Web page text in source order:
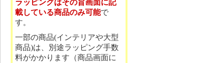
ラッピングはその旨画面に記
載している商品のみ可能で
す。
一部の商品(インテリアや大型
商品)は、別途ラッピング手数
料がかかります（商品画面に